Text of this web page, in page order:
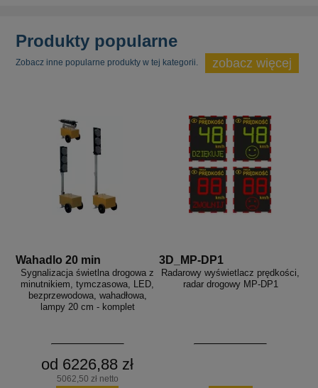
Produkty popularne
Zobacz inne popularne produkty w tej kategorii. zobacz więcej
Wahadlo 20 min
Sygnalizacja świetlna drogowa z
minutnikiem, tymczasowa, LED,
bezprzewodowa, wahadłowa,
lampy 20 cm - komplet
od 6226,88 zł
5062,50 zł netto
3D_MP-DP1
Radarowy wyświetlacz prędkości,
radar drogowy MP-DP1